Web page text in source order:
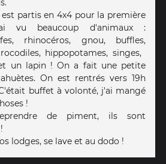
partis en 4x4 pour la première
vu beaucoup d'animaux :
rhinocéros, gnou, buffles,
hippopotames, singes,
un lapin ! On a fait une petite
On est rentrés vers 19h
buffet à volonté, j'ai mangé
!
de piment, ils sont
lodges, se lave et au dodo !